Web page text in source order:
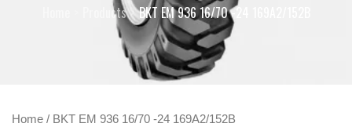
Products BKT EM 936 16/70 -24 169A2/152B
Home / BKT EM 936 16/70 -24 169A2/152B